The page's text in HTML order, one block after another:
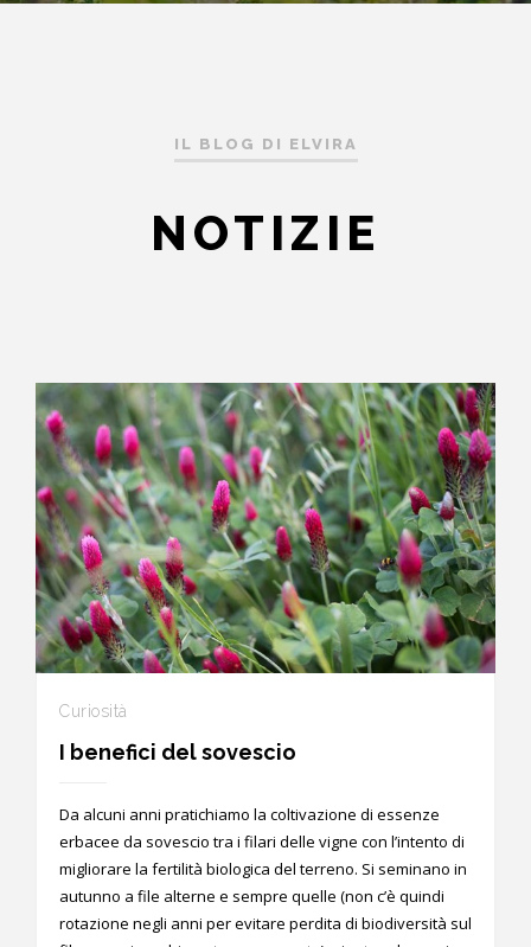
IL BLOG DI ELVIRA
NOTIZIE
Curiosità
I benefici del sovescio
Da alcuni anni pratichiamo la coltivazione di essenze
erbacee da sovescio tra i filari delle vigne con l’intento di
migliorare la fertilità biologica del terreno. Si seminano in
autunno a file alterne e sempre quelle (non c’è quindi
rotazione negli anni per evitare perdita di biodiversità sul